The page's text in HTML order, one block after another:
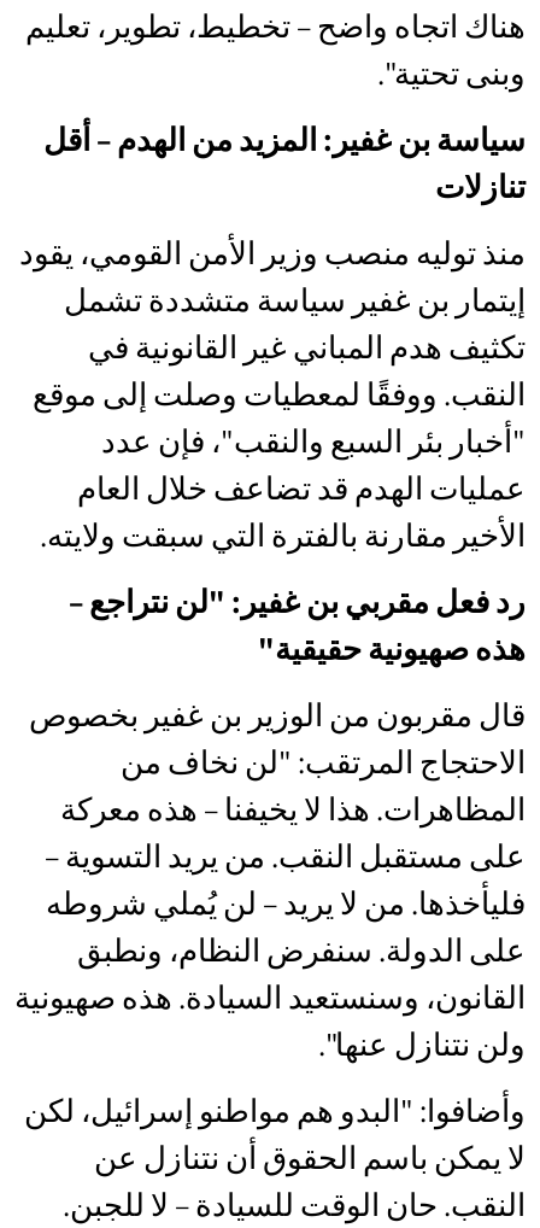
هناك اتجاه واضح – تخطيط، تطوير، تعليم
وبنى تحتية".
سياسة بن غفير: المزيد من الهدم – أقل
تنازلات
منذ توليه منصب وزير الأمن القومي، يقود
إيتمار بن غفير سياسة متشددة تشمل
تكثيف هدم المباني غير القانونية في
النقب. ووفقًا لمعطيات وصلت إلى موقع
"أخبار بئر السبع والنقب"، فإن عدد
عمليات الهدم قد تضاعف خلال العام
الأخير مقارنة بالفترة التي سبقت ولايته.
رد فعل مقربي بن غفير: "لن نتراجع –
هذه صهيونية حقيقية"
قال مقربون من الوزير بن غفير بخصوص
الاحتجاج المرتقب: "لن نخاف من
المظاهرات. هذا لا يخيفنا – هذه معركة
على مستقبل النقب. من يريد التسوية –
فليأخذها. من لا يريد – لن يُملي شروطه
على الدولة. سنفرض النظام، ونطبق
القانون، وسنستعيد السيادة. هذه صهيونية
ولن نتنازل عنها".
وأضافوا: "البدو هم مواطنو إسرائيل، لكن
لا يمكن باسم الحقوق أن نتنازل عن
النقب. حان الوقت للسيادة – لا للجبن.